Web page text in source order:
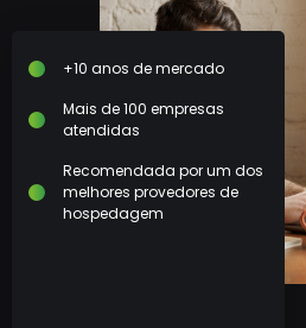
+10 anos de mercado
Mais de 100 empresas
atendidas
Recomendada por um dos
melhores provedores de
hospedagem